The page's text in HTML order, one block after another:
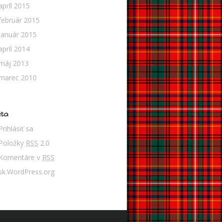
2015
2015
2015
2014
2013
2010
sa
RSS 2.0
v RSS